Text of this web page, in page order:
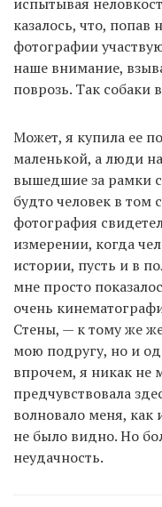
испытывая
казалось, что, попав
фотографии
наше внимание,
поврозь. Так собаки
Может, я купила ее
маленькой, а люди
вышедшие за рамки
будто человек в том
фотография
измерении, когда
истории, пусть и в
мне просто
очень
Стены, — к тому же
мою подругу, но и
впрочем, я никак не
предчувствовала
волновало меня, как
не было видно. Но
неудачность.